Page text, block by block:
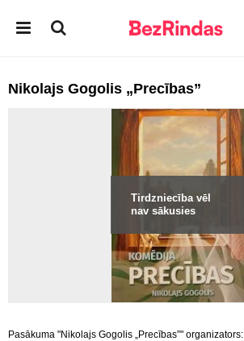
Nikolajs Gogolis „Precības”
Tirdzniecība vēl
nav sākusies
Pasākuma "Nikolajs Gogolis „Precības”" organizators: